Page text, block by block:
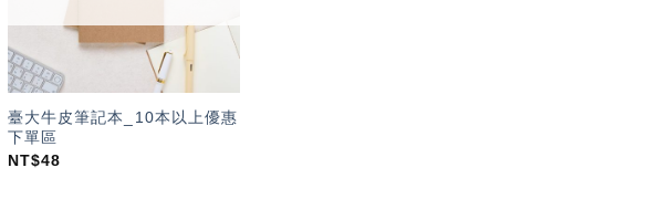
臺大牛皮筆記本_10本以上優惠
下單區
NT$48